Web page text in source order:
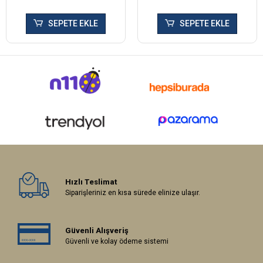
SEPETE EKLE SEPETE EKLE
Hızlı Teslimat
Siparişleriniz en kısa sürede elinize ulaşır.
Güvenli Alışveriş
Güvenli ve kolay ödeme sistemi